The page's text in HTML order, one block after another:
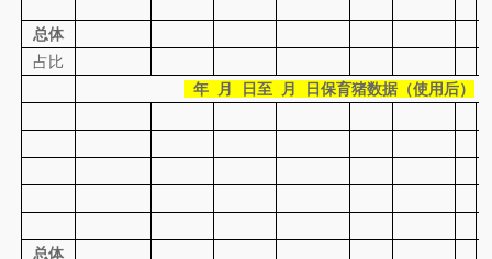
总体
占比
年 月 日至 月 日保育猪数据（使用后）
总体